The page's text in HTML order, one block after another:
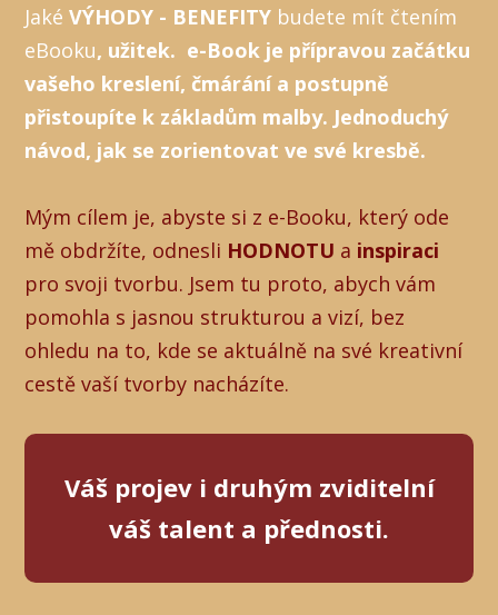
Jaké VÝHODY - BENEFITY budete mít čtením
eBooku, užitek. e-Book je přípravou začátku
vašeho kreslení, čmárání a postupně
přistoupíte k základům malby. Jednoduchý
návod, jak se zorientovat ve své kresbě.
Mým cílem je, abyste si z e-Booku, který ode
mě obdržíte, odnesli HODNOTU a inspiraci
pro svoji tvorbu. Jsem tu proto, abych vám
pomohla s jasnou strukturou a vizí, bez
ohledu na to, kde se aktuálně na své kreativní
cestě vaší tvorby nacházíte.
Váš projev i druhým zviditelní
váš talent a přednosti.